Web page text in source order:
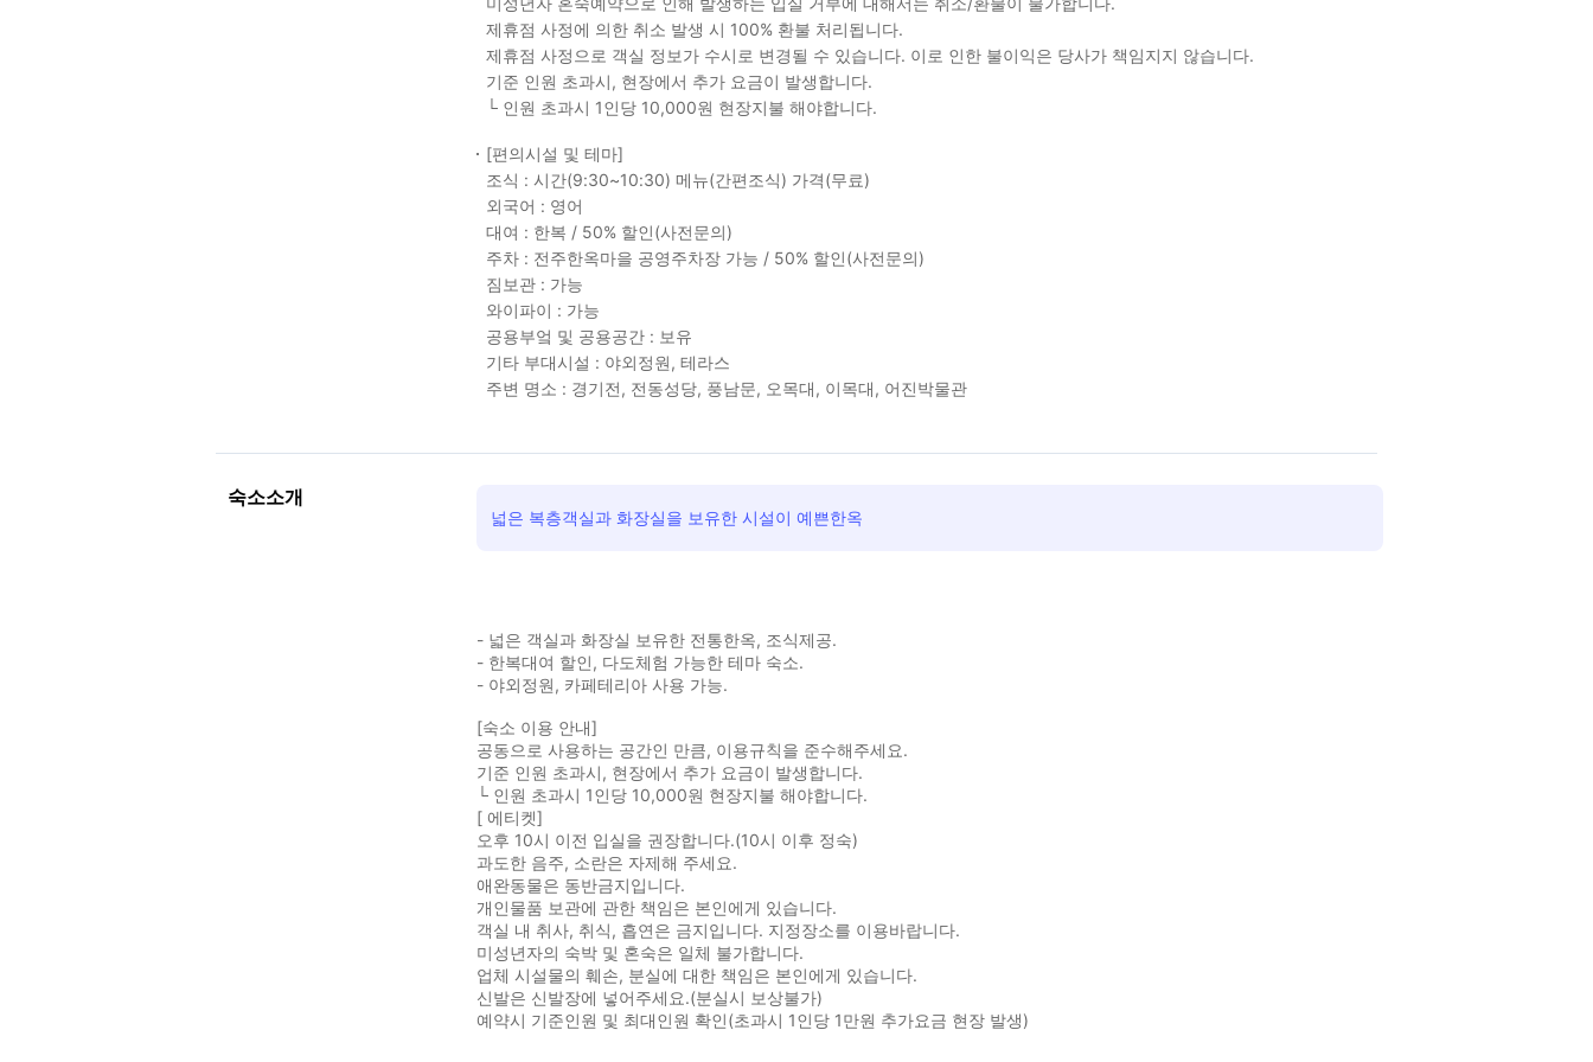
제휴점 사정에 의한 취소 발생 시 100% 환불 처리됩니다.
제휴점 사정으로 객실 정보가 수시로 변경될 수 있습니다. 이로 인한 불이익은 당사가 책임지지 않습니다.
기준 인원 초과시, 현장에서 추가 요금이 발생합니다.
└ 인원 초과시 1인당 10,000원 현장지불 해야합니다.
[편의시설 및 테마]
조식 : 시간(9:30~10:30) 메뉴(간편조식) 가격(무료)
외국어 : 영어
대여 : 한복 / 50% 할인(사전문의)
주차 : 전주한옥마을 공영주차장 가능 / 50% 할인(사전문의)
짐보관 : 가능
와이파이 : 가능
공용부엌 및 공용공간 : 보유
기타 부대시설 : 야외정원, 테라스
주변 명소 : 경기전, 전동성당, 풍남문, 오목대, 이목대, 어진박물관
숙소소개
넓은 복층객실과 화장실을 보유한 시설이 예쁜한옥
- 넓은 객실과 화장실 보유한 전통한옥, 조식제공.
- 한복대여 할인, 다도체험 가능한 테마 숙소.
- 야외정원, 카페테리아 사용 가능.
[숙소 이용 안내]
공동으로 사용하는 공간인 만큼, 이용규칙을 준수해주세요.
기준 인원 초과시, 현장에서 추가 요금이 발생합니다.
└ 인원 초과시 1인당 10,000원 현장지불 해야합니다.
[ 에티켓]
오후 10시 이전 입실을 권장합니다.(10시 이후 정숙)
과도한 음주, 소란은 자제해 주세요.
애완동물은 동반금지입니다.
개인물품 보관에 관한 책임은 본인에게 있습니다.
객실 내 취사, 취식, 흡연은 금지입니다. 지정장소를 이용바랍니다.
미성년자의 숙박 및 혼숙은 일체 불가합니다.
업체 시설물의 훼손, 분실에 대한 책임은 본인에게 있습니다.
신발은 신발장에 넣어주세요.(분실시 보상불가)
예약시 기준인원 및 최대인원 확인(초과시 1인당 1만원 추가요금 현장 발생)